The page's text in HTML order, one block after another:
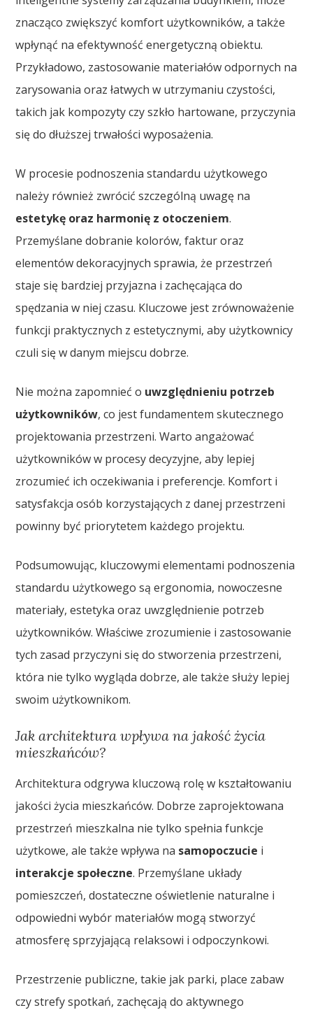
znacząco zwiększyć komfort użytkowników, a także
wpłynąć na efektywność energetyczną obiektu.
Przykładowo, zastosowanie materiałów odpornych na
zarysowania oraz łatwych w utrzymaniu czystości,
takich jak kompozyty czy szkło hartowane, przyczynia
się do dłuższej trwałości wyposażenia.
W procesie podnoszenia standardu użytkowego
należy również zwrócić szczególną uwagę na
estetykę oraz harmonię z otoczeniem.
Przemyślane dobranie kolorów, faktur oraz
elementów dekoracyjnych sprawia, że przestrzeń
staje się bardziej przyjazna i zachęcająca do
spędzania w niej czasu. Kluczowe jest zrównoważenie
funkcji praktycznych z estetycznymi, aby użytkownicy
czuli się w danym miejscu dobrze.
Nie można zapomnieć o uwzględnieniu potrzeb
użytkowników, co jest fundamentem skutecznego
projektowania przestrzeni. Warto angażować
użytkowników w procesy decyzyjne, aby lepiej
zrozumieć ich oczekiwania i preferencje. Komfort i
satysfakcja osób korzystających z danej przestrzeni
powinny być priorytetem każdego projektu.
Podsumowując, kluczowymi elementami podnoszenia
standardu użytkowego są ergonomia, nowoczesne
materiały, estetyka oraz uwzględnienie potrzeb
użytkowników. Właściwe zrozumienie i zastosowanie
tych zasad przyczyni się do stworzenia przestrzeni,
która nie tylko wygląda dobrze, ale także służy lepiej
swoim użytkownikom.
Jak architektura wpływa na jakość życia
mieszkańców?
Architektura odgrywa kluczową rolę w kształtowaniu
jakości życia mieszkańców. Dobrze zaprojektowana
przestrzeń mieszkalna nie tylko spełnia funkcje
użytkowe, ale także wpływa na samopoczucie i
interakcje społeczne. Przemyślane układy
pomieszczeń, dostateczne oświetlenie naturalne i
odpowiedni wybór materiałów mogą stworzyć
atmosferę sprzyjającą relaksowi i odpoczynkowi.
Przestrzenie publiczne, takie jak parki, place zabaw
czy strefy spotkań, zachęcają do aktywnego